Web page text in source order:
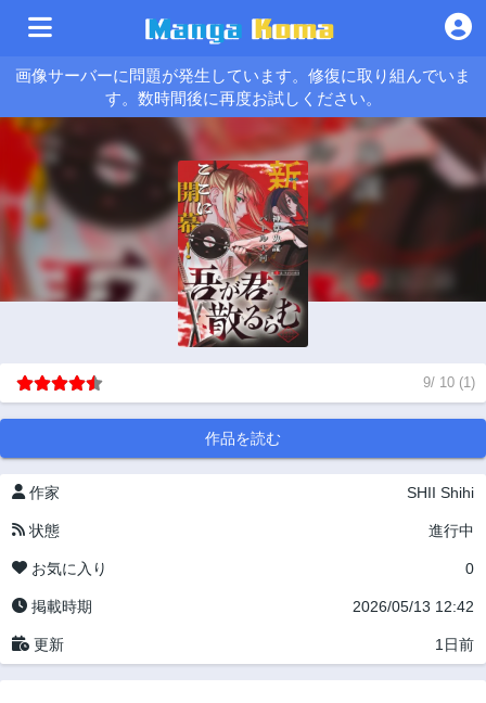
画像サーバーに問題が発生しています。修復に取り組んでいま
す。数時間後に再度お試しください。
9/ 10 (1)
作品を読む
作家 SHII Shihi
状態 進行中
お気に入り 0
掲載時期 2026/05/13 12:42
更新 1日前